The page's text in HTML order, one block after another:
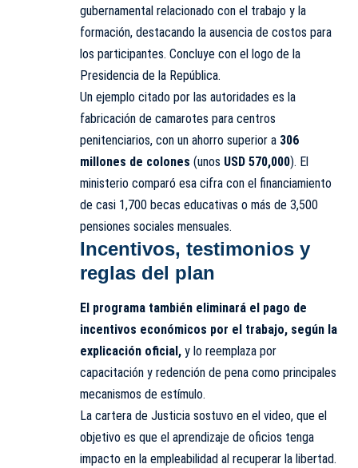
gubernamental relacionado con el trabajo y la
formación, destacando la ausencia de costos para
los participantes. Concluye con el logo de la
Presidencia de la República.
Un ejemplo citado por las autoridades es la
fabricación de camarotes para centros
penitenciarios, con un ahorro superior a 306
millones de colones (unos USD 570,000). El
ministerio comparó esa cifra con el financiamiento
de casi 1,700 becas educativas o más de 3,500
pensiones sociales mensuales.
Incentivos, testimonios y
reglas del plan
El programa también eliminará el pago de
incentivos económicos por el trabajo, según la
explicación oficial, y lo reemplaza por
capacitación y redención de pena como principales
mecanismos de estímulo.
La cartera de Justicia sostuvo en el video, que el
objetivo es que el aprendizaje de oficios tenga
impacto en la empleabilidad al recuperar la libertad.